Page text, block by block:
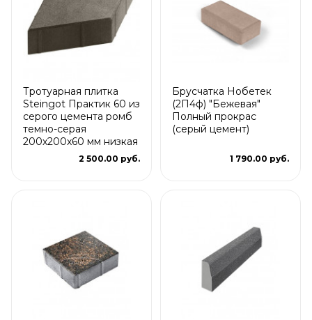
Тротуарная плитка
Steingot Практик 60 из
серого цемента ромб
темно-серая
200х200х60 мм низкая
2 500.00 руб.
Брусчатка Нобетек
(2П4ф) "Бежевая"
Полный прокрас
(серый цемент)
1 790.00 руб.